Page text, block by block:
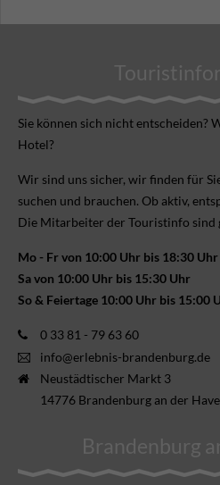
Sie können sich nicht ent­scheiden?
Hotel?
Wir sind uns sicher, wir finden für
suchen und brauchen. Ob aktiv,
Die Mitarbeiter der Touristinfo sind
Mo - Fr von 10:00 Uhr bis 18:30 Uhr
Sa von 10:00 Uhr bis 15:30 Uhr
So & Feiertage 10:00 Uhr bis 15:00
0 33 81 - 79 63 60
info@erlebnis-brandenburg.de
Neustädtischer Markt 3
14776 Brandenburg an der
Brandenburg